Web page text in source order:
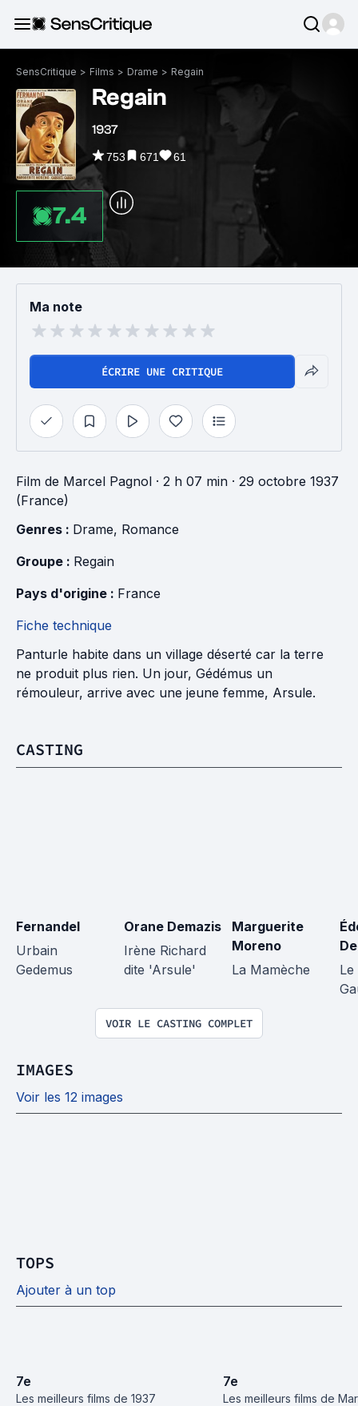
SensCritique > Films > Drame > Regain
Regain
1937
753 671 61
7.4
Ma note
ÉCRIRE UNE CRITIQUE
Film de Marcel Pagnol · 2 h 07 min · 29 octobre 1937
(France)
Genres : Drame, Romance
Groupe : Regain
Pays d'origine : France
Fiche technique
Panturle habite dans un village déserté car la terre
ne produit plus rien. Un jour, Gédémus un
rémouleur, arrive avec une jeune femme, Arsule.
CASTING
Fernandel
Urbain
Gedemus
Orane Demazis
Irène Richard
dite 'Arsule'
Marguerite
Moreno
La Mamèche
VOIR LE CASTING COMPLET
IMAGES
Voir les 12 images
TOPS
Ajouter à un top
7e
Les meilleurs films de 1937
7e
Les meilleurs films de